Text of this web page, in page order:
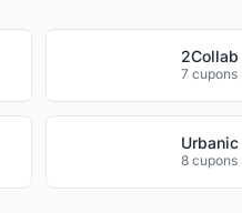
2Collab
7 cupons
Urbanic
8 cupons